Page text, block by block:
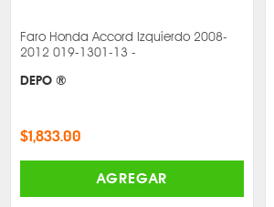
Faro Honda Accord Izquierdo 2008-
2012 019-1301-13 -
DEPO ®
$1,833.00
AGREGAR